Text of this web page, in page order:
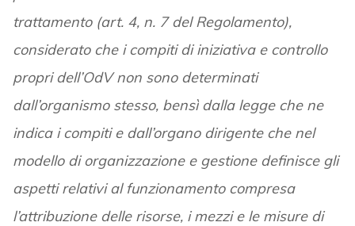
trattamento (art. 4, n. 7 del Regolamento),
considerato che i compiti di iniziativa e controllo
propri dell’OdV non sono determinati
dall’organismo stesso, bensì dalla legge che ne
indica i compiti e dall’organo dirigente che nel
modello di organizzazione e gestione definisce gli
aspetti relativi al funzionamento compresa
l’attribuzione delle risorse, i mezzi e le misure di